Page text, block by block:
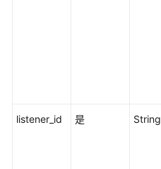
listener_id 是 String